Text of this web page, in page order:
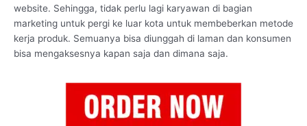
website. Sehingga, tidak perlu lagi karyawan di bagian
marketing untuk pergi ke luar kota untuk membeberkan metode
kerja produk. Semuanya bisa diunggah di laman dan konsumen
bisa mengaksesnya kapan saja dan dimana saja.